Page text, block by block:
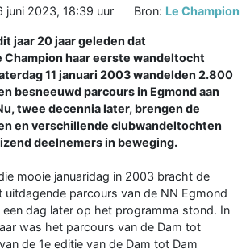
juni 2023, 18:39 uur Bron: Le Champion
jaar 20 jaar geleden dat
haar eerste wandeltocht
11 januari 2003 wandelden 2.800
besneeuwd parcours in Egmond aan
twee decennia later, brengen de
en verschillende clubwandeltochten
deelnemers in beweging.
mooie januaridag in 2003 bracht de
uitdagende parcours van de NN Egmond
een dag later op het programma stond. In
was het parcours van de Dam tot
de 1e editie van de Dam tot Dam